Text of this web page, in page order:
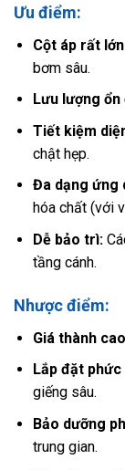
Ưu điểm:
Cột áp rất
bơm sâu.
Lưu lượng ổn
Tiết kiệm
chật hẹp.
Đa dạng ứng
hóa chất (với
Dễ bảo trì:
tầng cánh.
Nhược điểm:
Giá thành
Lắp đặt phức
giếng sâu.
Bảo dưỡng
trung gian.